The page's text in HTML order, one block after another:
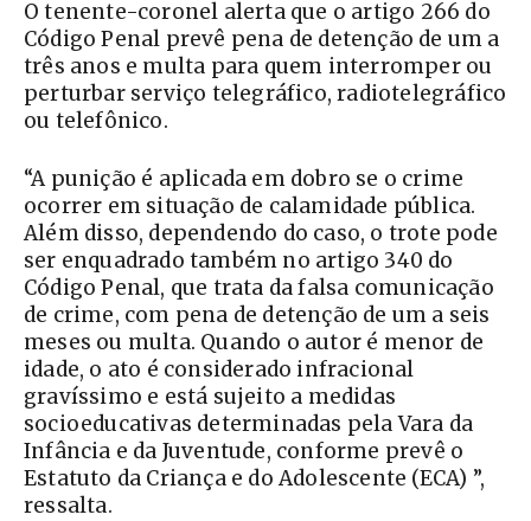
O tenente-coronel alerta que o artigo 266 do
Código Penal prevê pena de detenção de um a
três anos e multa para quem interromper ou
perturbar serviço telegráfico, radiotelegráfico
ou telefônico.
“A punição é aplicada em dobro se o crime
ocorrer em situação de calamidade pública.
Além disso, dependendo do caso, o trote pode
ser enquadrado também no artigo 340 do
Código Penal, que trata da falsa comunicação
de crime, com pena de detenção de um a seis
meses ou multa. Quando o autor é menor de
idade, o ato é considerado infracional
gravíssimo e está sujeito a medidas
socioeducativas determinadas pela Vara da
Infância e da Juventude, conforme prevê o
Estatuto da Criança e do Adolescente (ECA) ”,
ressalta.